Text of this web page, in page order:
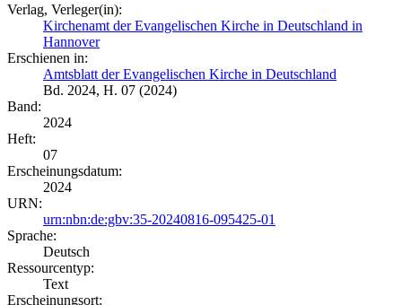
Verlag, Verleger(in):
Kirchenamt der Evangelischen Kirche in Deutschland in
Hannover
Erschienen in:
Amtsblatt der Evangelischen Kirche in Deutschland
Bd. 2024, H. 07 (2024)
Band:
2024
Heft:
07
Erscheinungsdatum:
2024
URN:
urn:nbn:de:gbv:35-20240816-095425-01
Sprache:
Deutsch
Ressourcentyp:
Text
Erscheinungsort: